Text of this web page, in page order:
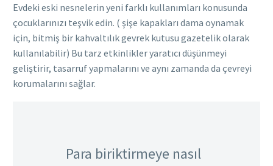
Evdeki eski nesnelerin yeni farklı kullanımları konusunda
çocuklarınızı teşvik edin. ( şişe kapakları dama oynamak
için, bitmiş bir kahvaltılık gevrek kutusu gazetelik olarak
kullanılabilir) Bu tarz etkinlikler yaratıcı düşünmeyi
geliştirir, tasarruf yapmalarını ve aynı zamanda da çevreyi
korumalarını sağlar.
Para biriktirmeye nasıl